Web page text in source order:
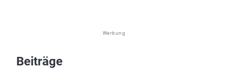
Werbung
Beiträge